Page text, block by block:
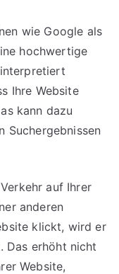
wie Google als
hochwertige
Ihre Website
kann dazu
Suchergebnissen
auf Ihrer
anderen
klickt, wird er
Das erhöht nicht
Website,